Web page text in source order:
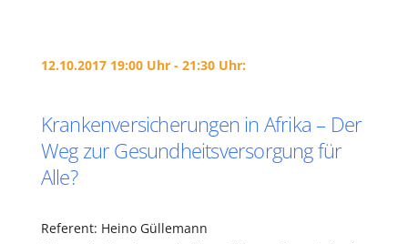
12.10.2017 19:00 Uhr - 21:30 Uhr:
Krankenversicherungen in Afrika – Der
Weg zur Gesundheitsversorgung für
Alle?
Referent: Heino Güllemann